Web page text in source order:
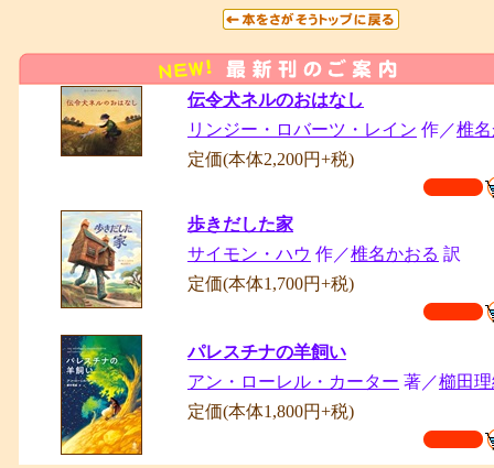
伝令犬ネルのおはなし
リンジー・ロバーツ・レイン 作／椎
定価(本体2,200円+税)
歩きだした家
サイモン・ハウ 作／椎名かおる 訳
定価(本体1,700円+税)
パレスチナの羊飼い
アン・ローレル・カーター 著／櫛田
定価(本体1,800円+税)